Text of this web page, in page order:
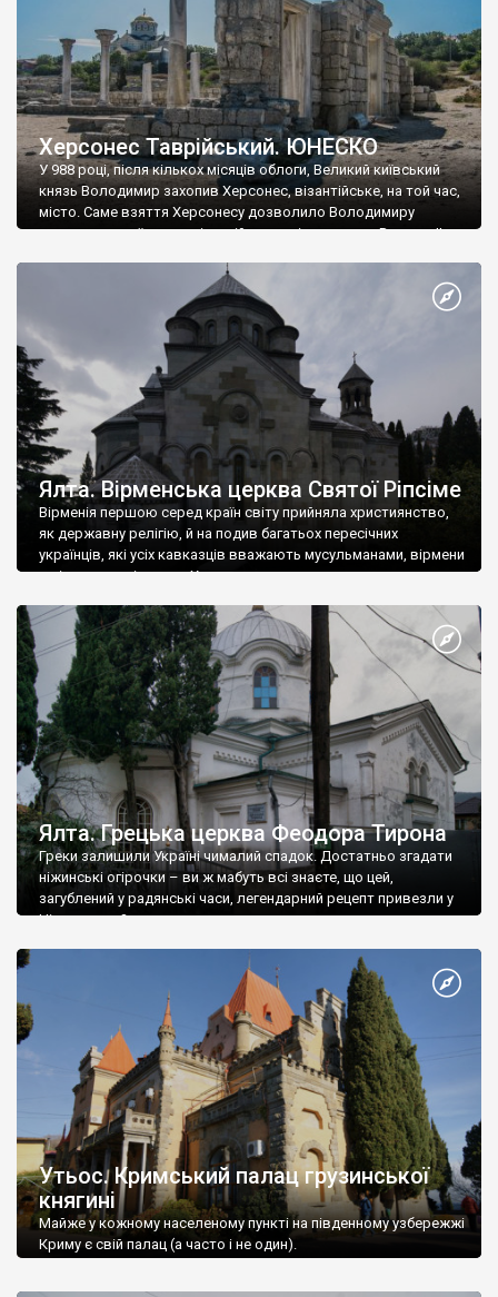
Херсонес Таврійський. ЮНЕСКО
У 988 році, після кількох місяців облоги, Великий київський
князь Володимир захопив Херсонес, візантійське, на той час,
місто. Саме взяття Херсонесу дозволило Володимиру
диктувати свої умови візантійському імператору Василю ІІ, та
Херсонесі Володимир-язичник, став Василем-християнином.
А потім було Хрещення Русі. На честь Херсонесу Таврійського
Ялта. Вірменська церква Святої Ріпсіме
Вірменія першою серед країн світу прийняла християнство,
як державну релігію, й на подив багатьох пересічних
українців, які усіх кавказців вважають мусульманами, вірмени
є відданими вірянами Христа
Ялта. Грецька церква Феодора Тирона
Греки залишили Україні чималий спадок. Достатньо згадати
ніжинські огірочки – ви ж мабуть всі знаєте, що цей,
загублений у радянські часи, легендарний рецепт привезли у
Ніжин греки?
Утьос. Кримський палац грузинської
княгині
Майже у кожному населеному пункті на південному узбережжі
Криму є свій палац (а часто і не один).